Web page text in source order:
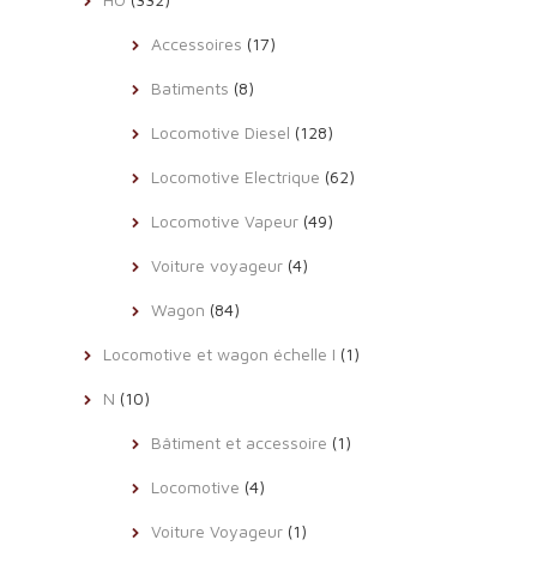
Accessoires (17)
Batiments (8)
Locomotive Diesel (128)
Locomotive Electrique (62)
Locomotive Vapeur (49)
Voiture voyageur (4)
Wagon (84)
Locomotive et wagon échelle I (1)
N (10)
Bâtiment et accessoire (1)
Locomotive (4)
Voiture Voyageur (1)